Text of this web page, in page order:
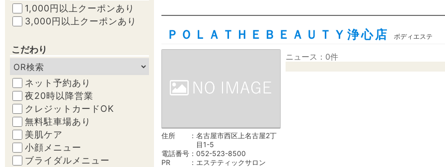
1,000円以上クーポンあり
3,000円以上クーポンあり
こだわり
ネット予約あり
夜20時以降営業
クレジットカードOK
無料駐車場あり
美肌ケア
小顔メニュー
ブライダルメニュー
ＰＯＬＡＴＨＥＢＥＡＵＴＹ浄心店 ボディエステ
住所
名古屋市西区上名古屋2丁
目1-5
電話番号
052-523-8500
PR
エステティックサロン
ニュース：0件